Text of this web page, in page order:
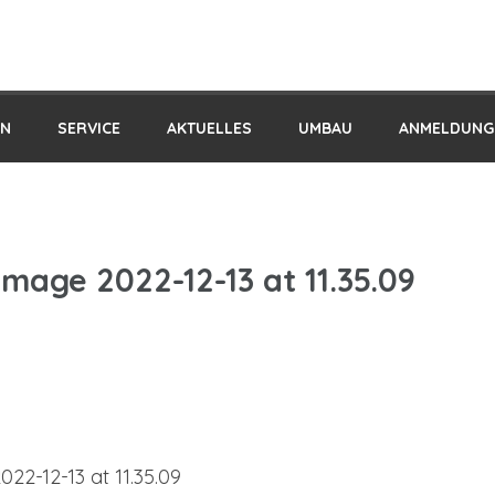
SERVICE AKTUELLES UMBAU ANMELDUNG
2022-12-13 at 11.35.09
12-13 at 11.35.09